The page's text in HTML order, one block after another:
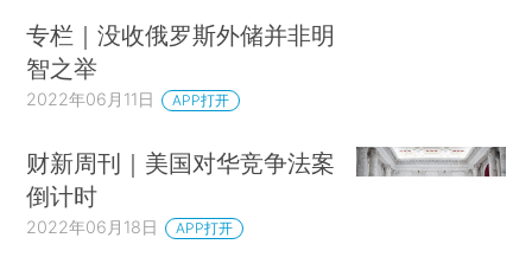
专栏｜没收俄罗斯外储并非明
智之举
2022年06月11日 APP打开
财新周刊｜美国对华竞争法案
倒计时
2022年06月18日 APP打开